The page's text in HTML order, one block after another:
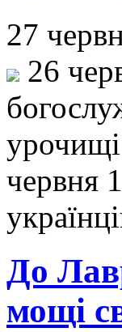
27
26
червня
До
мощі